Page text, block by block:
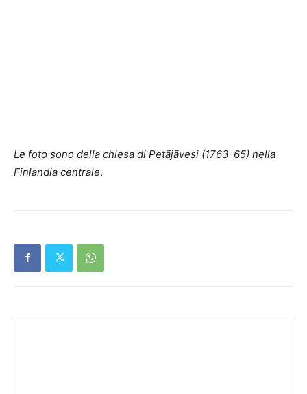
Le foto sono della chiesa di Petäjävesi (1763-65) nella
Finlandia centrale.